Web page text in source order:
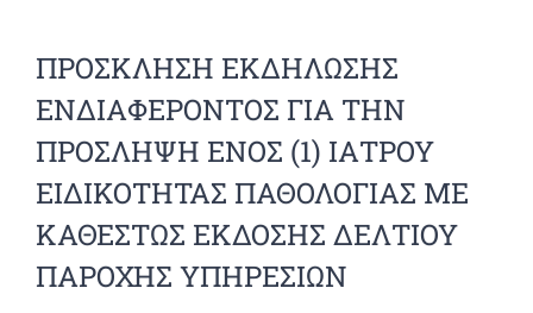
ΠΡΟΣΚΛΗΣΗ ΕΚΔΗΛΩΣΗΣ
ΕΝΔΙΑΦΕΡΟΝΤΟΣ ΓΙΑ ΤΗΝ
ΠΡΟΣΛΗΨΗ ΕΝΟΣ (1) ΙΑΤΡΟΥ
ΕΙΔΙΚΟΤΗΤΑΣ ΠΑΘΟΛΟΓΙΑΣ ΜΕ
ΚΑΘΕΣΤΩΣ ΕΚΔΟΣΗΣ ΔΕΛΤΙΟΥ
ΠΑΡΟΧΗΣ ΥΠΗΡΕΣΙΩΝ